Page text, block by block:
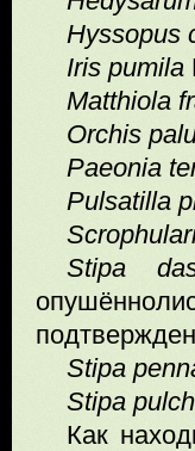
Hyssopus
Iris pumila
Matthiola
Orchis
Paeonia
Pulsatilla
Stipa
Stipa
Stipa
Как